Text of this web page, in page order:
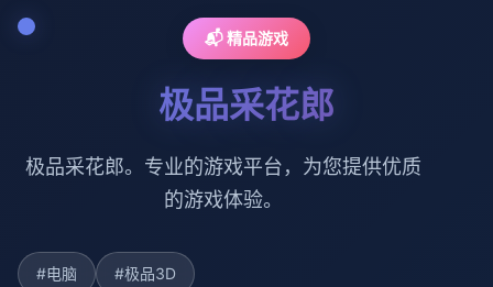
📬 精品游戏
极品采花郎
极品采花郎。专业的游戏平台，为您提供优质
的游戏体验。
#电脑 #极品3D